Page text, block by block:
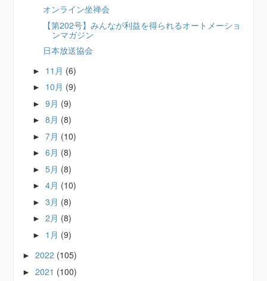
オンライン坐禅会
【第202号】みんなが利益を得られるオートメーショ
ンマガジン
日本放送協会
► 11月 (6)
► 10月 (9)
►9月 (9)
►8月 (8)
►7月 (10)
►6月 (8)
►5月 (8)
►4月 (10)
►3月 (8)
►2月 (8)
► 1月 (9)
►2022 (105)
►2021 (100)